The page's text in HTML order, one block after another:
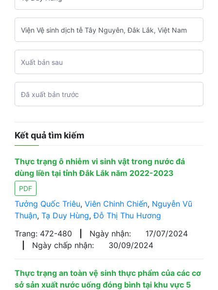
Kết quả tìm kiếm
Thực trạng ô nhiễm vi sinh vật trong nước đá
dùng liền tại tỉnh Đắk Lắk năm 2022-2023
PDF
Tưởng Quốc Triêu, Viên Chinh Chiến, Nguyễn Vũ
Thuận, Tạ Duy Hùng,Đỗ Thị Thu Hương
Trang: 472-480
Ngày nhận:
17/07/2024
Ngày chấp nhận: 30/09/2024
Thực trạng an toàn vệ sinh thực phẩm của các cơ
sở sản xuất nước uống đóng bình tại khu vực 5